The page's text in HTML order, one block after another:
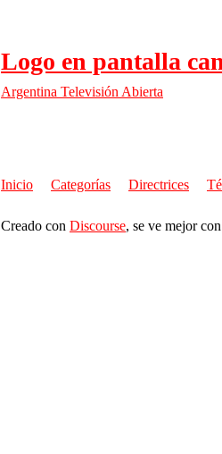
Logo en pantalla
Argentina Televisión Abierta
Inicio Categorías Directrices
Creado con Discourse, se ve mejor